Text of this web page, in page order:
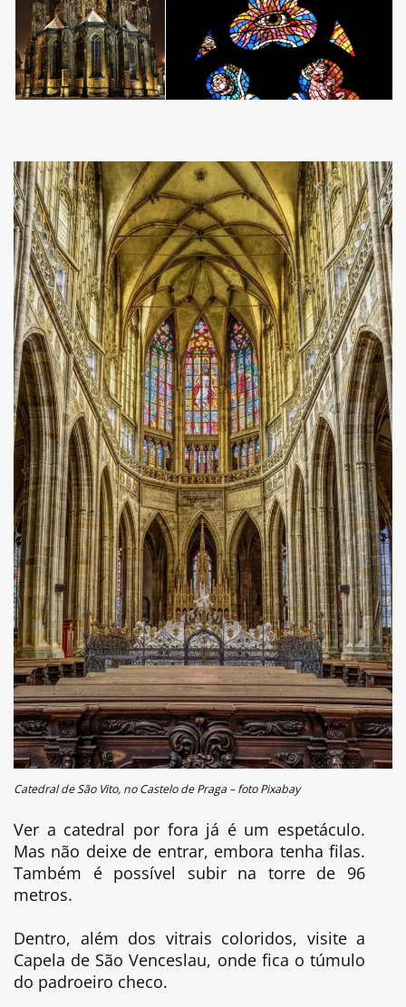
Catedral de São Vito, no Castelo de Praga – foto Pixabay
Ver a catedral por fora já é um espetáculo.
Mas não deixe de entrar, embora tenha filas.
Também é possível subir na torre de 96
metros.
Dentro, além dos vitrais coloridos, visite a
Capela de São Venceslau, onde fica o túmulo
do padroeiro checo.